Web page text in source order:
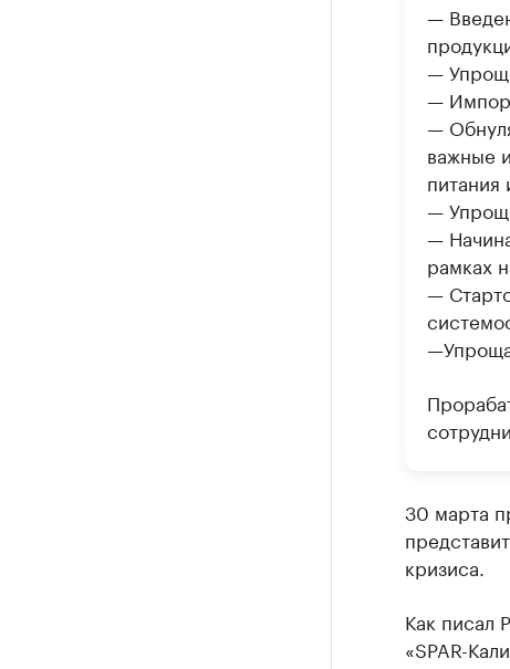
—
—
—
—
важные
питания
—
—
рамках
—
30 марта
кризиса.
Как писал
«SPAR-